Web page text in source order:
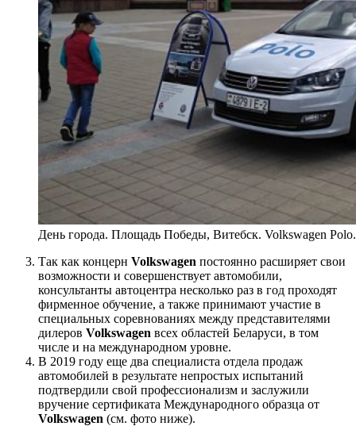
День города. Площадь Победы, Витебск. Volkswagen Polo.
Так как концерн Volkswagen постоянно расширяет свои
возможности и совершенствует автомобили,
консультанты автоцентра несколько раз в год проходят
фирменное обучение, а также принимают участие в
специальных соревнованиях между представителями
дилеров Volkswagen всех областей Беларуси, в том
числе и на международном уровне.
В 2019 году еще два специалиста отдела продаж
автомобилей в результате непростых испытаний
подтвердили свой профессионализм и заслужили
вручение сертификата Международного образца от
Volkswagen (см. фото ниже).